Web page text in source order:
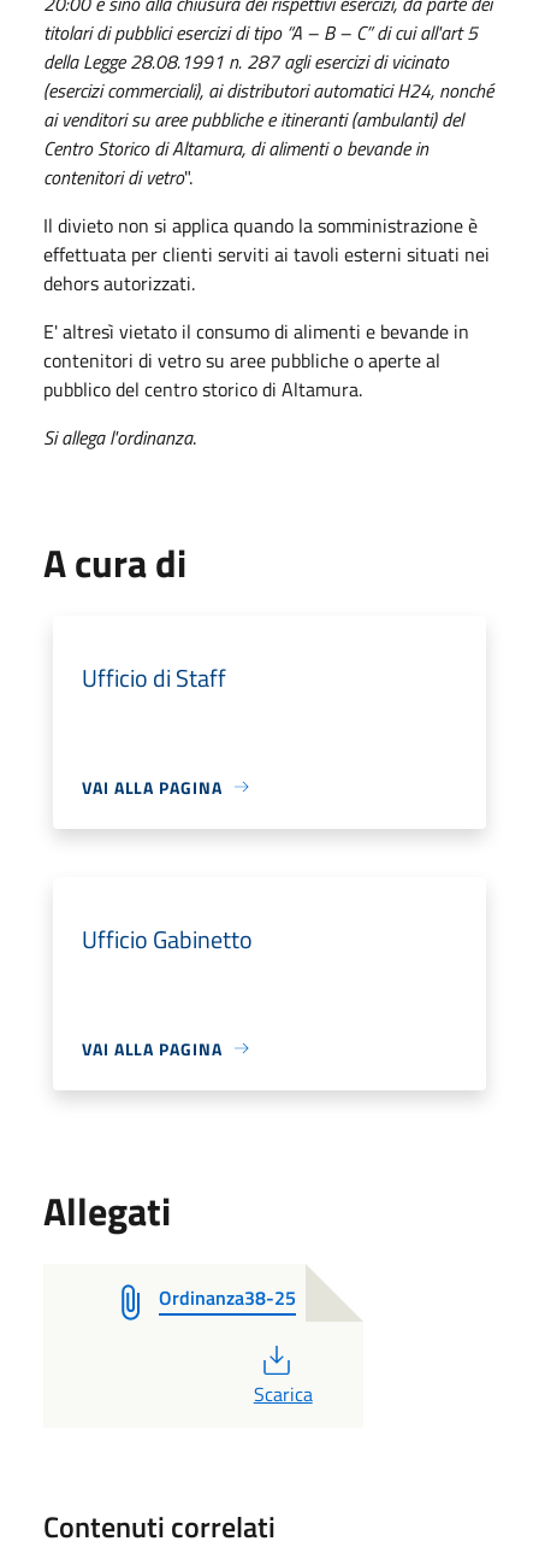
titolari di pubblici esercizi di tipo “A – B – C” di cui all'art 5
della Legge 28.08.1991 n. 287 agli esercizi di vicinato
(esercizi commerciali), ai distributori automatici H24, nonché
ai venditori su aree pubbliche e itineranti (ambulanti) del
Centro Storico di Altamura, di alimenti o bevande in
contenitori di vetro".
Il divieto non si applica quando la somministrazione è
effettuata per clienti serviti ai tavoli esterni situati nei
dehors autorizzati.
E' altresì vietato il consumo di alimenti e bevande in
contenitori di vetro su aree pubbliche o aperte al
pubblico del centro storico di Altamura.
Si allega l'ordinanza.
A cura di
Ufficio di Staff
VAI ALLA PAGINA
Ufficio Gabinetto
VAI ALLA PAGINA
Allegati
Ordinanza38-25
PDF
Scarica
Contenuti correlati